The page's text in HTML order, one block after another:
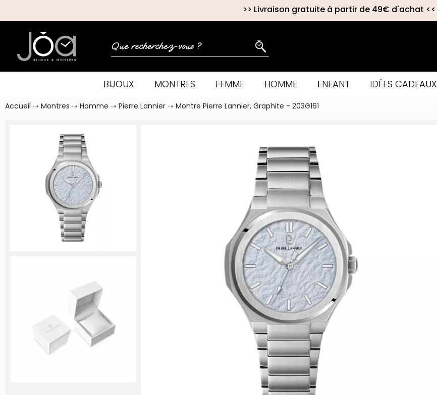
>> Livraison gratuite à partir de 49€ d'achat <<
BIJOUX MONTRES FEMME HOMME ENFANT IDÉES CADEAUX
Accueil Montres Homme Pierre Lannier Montre Pierre Lannier, Graphite - 203G161